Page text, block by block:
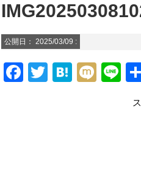
公開日： 2025/03/09 :
F
T
H
M
Li